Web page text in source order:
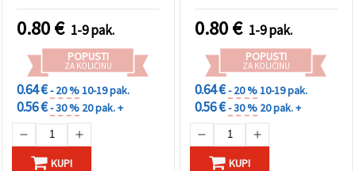
0.80€ 1-9 pak.
POPUSTI
ZA KOLIČINU
0.64 €- 20 %10-19 pak.
0.56 €- 30 % 20 pak. +
KUPI
0.80€ 1-9 pak.
POPUSTI
ZA KOLIČINU
0.64 €- 20 %10-19 pak.
0.56 €- 30 % 20 pak. +
KUPI